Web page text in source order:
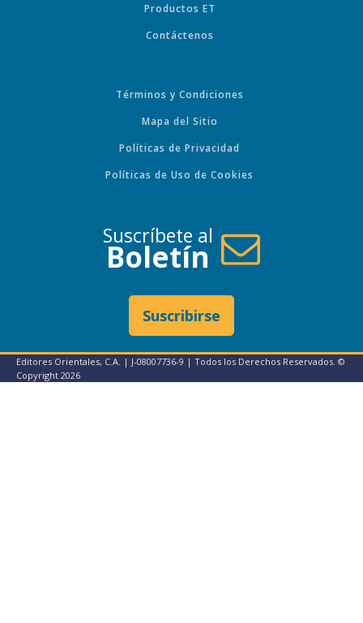
Productos ET
Contáctenos
Términos y Condiciones
Mapa del Sitio
Políticas de Privacidad
Políticas de Uso de Cookies
Suscríbete al
Boletín
Suscribirse
Editores Orientales, C.A. | J-08007736-9 | Todos los Derechos Reservados. ©
Copyright 2026